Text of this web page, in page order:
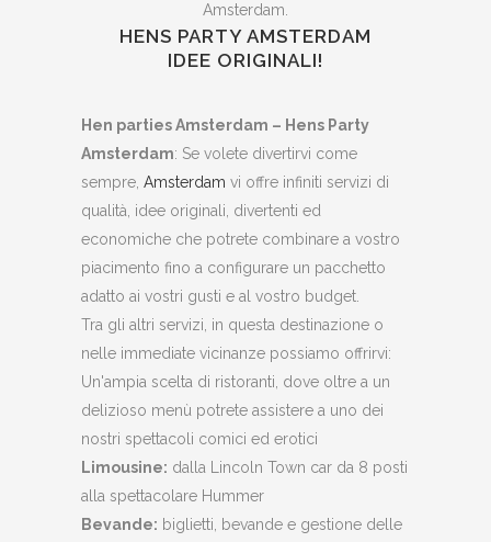
Amsterdam.
HENS PARTY AMSTERDAM
IDEE ORIGINALI!
Hen parties Amsterdam – Hens Party
Amsterdam: Se volete divertirvi come
sempre, Amsterdam vi offre infiniti servizi di
qualità, idee originali, divertenti ed
economiche che potrete combinare a vostro
piacimento fino a configurare un pacchetto
adatto ai vostri gusti e al vostro budget.
Tra gli altri servizi, in questa destinazione o
nelle immediate vicinanze possiamo offrirvi:
Un'ampia scelta di ristoranti, dove oltre a un
delizioso menù potrete assistere a uno dei
nostri spettacoli comici ed erotici
Limousine: dalla Lincoln Town car da 8 posti
alla spettacolare Hummer
Bevande: biglietti, bevande e gestione delle